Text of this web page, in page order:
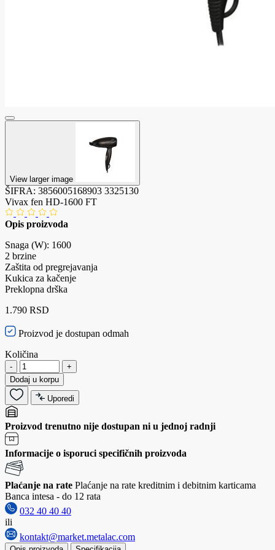
View larger image
ŠIFRA: 3856005168903 3325130
Vivax fen HD-1600 FT
Opis proizvoda
Snaga (W): 1600
2 brzine
Zaštita od pregrejavanja
Kukica za kačenje
Preklopna drška
1.790 RSD
Proizvod je dostupan odmah
Količina
-
+
Dodaj u korpu
Uporedi
Proizvod trenutno nije dostupan ni u jednoj radnji
Informacije o isporuci specifičnih proizvoda
Plaćanje na rate Plaćanje na rate kreditnim i debitnim karticama
Banca intesa - do 12 rata
032 40 40 40
ili
kontakt@market.metalac.com